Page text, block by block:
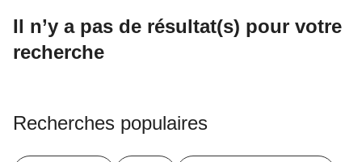
Il n’y a pas de résultat(s) pour votre
recherche
Recherches populaires